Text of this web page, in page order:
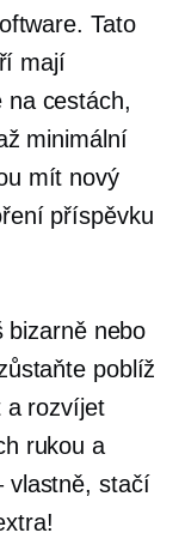
Tato
mají
na cestách,
minimální
mít nový
příspěvku
bizarně nebo
poblíž
a rozvíjet
rukou a
vlastně, stačí